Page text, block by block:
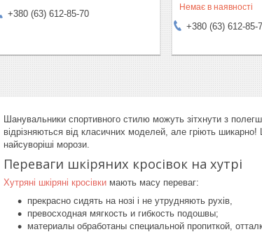
+380 (63) 612-85-70
Немає в наявності
+380 (63) 612-85-
Шанувальники спортивного стилю можуть зітхнути з
відрізняються від класичних моделей, але гріють шикарно!
найсуворіші морози.
Переваги шкіряних кросівок на хутрі
Хутряні шкіряні кросівки мають масу переваг:
прекрасно сидять на нозі і не утрудняють рухів,
превосходная мягкость и гибкость подошвы;
материалы обработаны специальной пропиткой,